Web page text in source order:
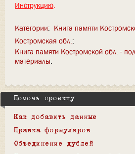
Инструкцию.
Категории: Книга памяти
Костромская обл.
Книга памяти Костромской обл. -
материалы
Помочь проекту
Как добавить данные
Правка формуляров
Объединение дублей